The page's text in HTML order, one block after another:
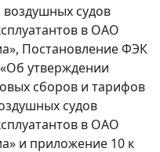
судов
в ОАО
Постановление ФЭК
утверждении
сборов и тарифов
судов
в ОАО
и приложение 10 к